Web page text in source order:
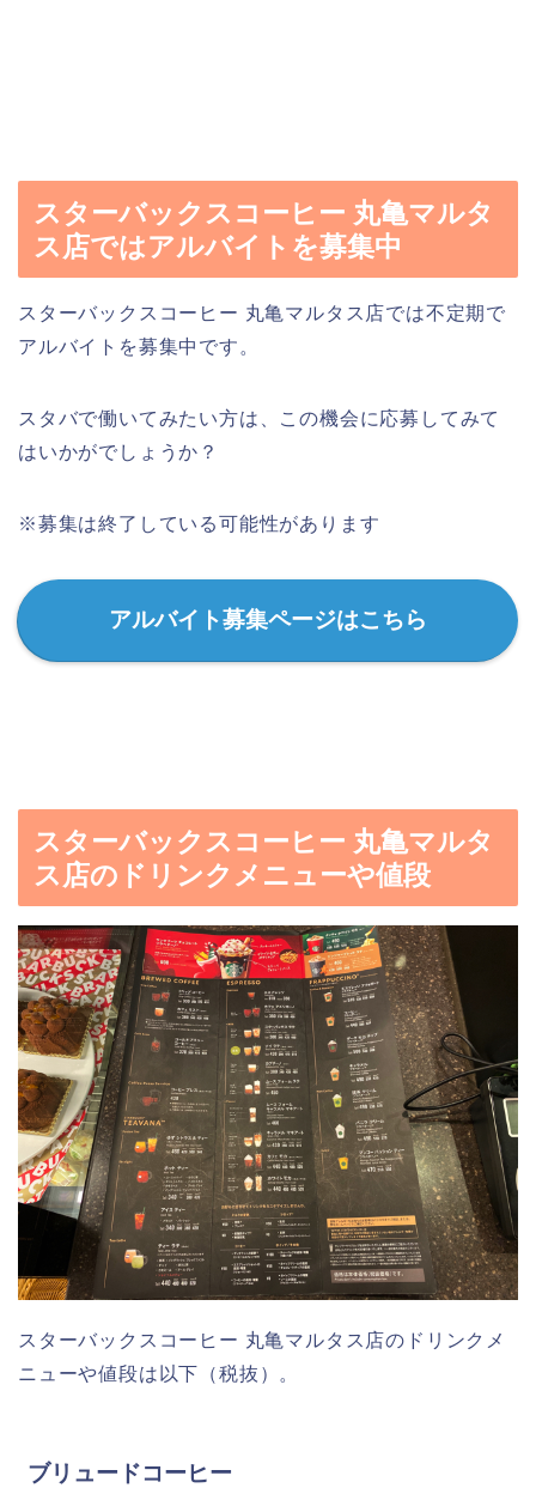
スターバックスコーヒー 丸亀マルタ
ス店ではアルバイトを募集中
スターバックスコーヒー 丸亀マルタス店では不定期で
アルバイトを募集中です。
スタバで働いてみたい方は、この機会に応募してみて
はいかがでしょうか？
※募集は終了している可能性があります
アルバイト募集ページはこちら
スターバックスコーヒー 丸亀マルタ
ス店のドリンクメニューや値段
スターバックスコーヒー 丸亀マルタス店のドリンクメ
ニューや値段は以下（税抜）。
ブリュードコーヒー